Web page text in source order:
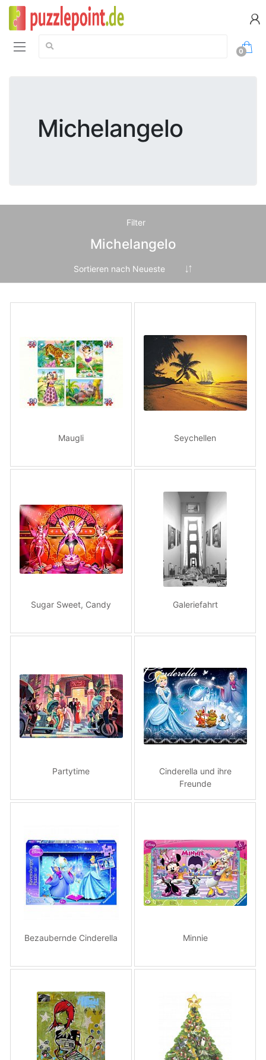
Suche:
0
Michelangelo
Filter
Michelangelo
Maugli Seychellen
Sugar Sweet, Candy Galeriefahrt
Partytime
Cinderella und ihre
Freunde
Bezaubernde Cinderella Minnie